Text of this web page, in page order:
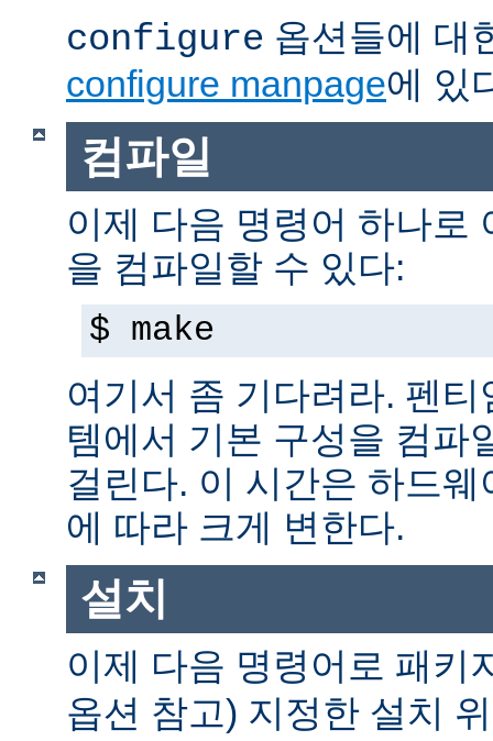
configure 옵션들에 대
configure manpage에 있
컴파일
이제 다음 명령어 하나로
을 컴파일할 수 있다:
$ make
여기서 좀 기다려라. 펜
템에서 기본 구성을 컴파
걸린다. 이 시간은 하드
에 따라 크게 변한다.
설치
이제 다음 명령어로 패키
옵션 참고) 지정한 설치